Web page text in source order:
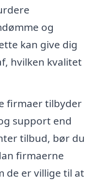
og
kan give dig
hvilken kvalitet
firmaer tilbyder
support end
tilbud, bør du
firmaerne
de er villige til at